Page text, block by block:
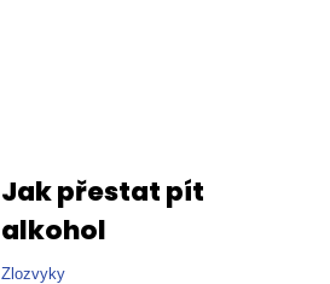
Jak přestat pít
alkohol
Zlozvyky